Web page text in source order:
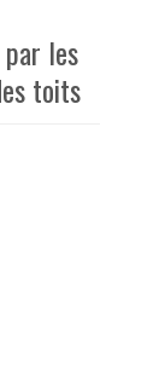
les
toits